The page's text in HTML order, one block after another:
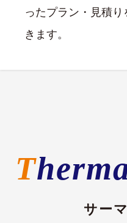
ったプラン・見積
きます。
サー